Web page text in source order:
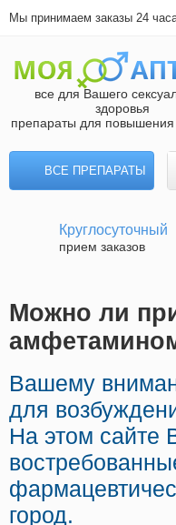
Мы принимаем заказы 24
все для Вашего
здоровья
препараты для повышения
ВСЕ ПРЕПАРАТЫ
Круглосуточный
прием заказов
Можно ли
Вашему
для
На этом сайте
город.